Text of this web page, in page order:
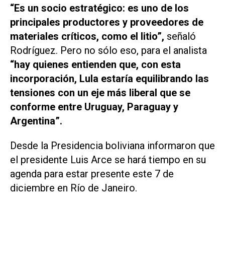
“Es un socio estratégico: es uno de los
principales productores y proveedores de
materiales críticos, como el litio”, señaló
Rodríguez. Pero no sólo eso, para el analista
“hay quienes entienden que, con esta
incorporación, Lula estaría equilibrando las
tensiones con un eje más liberal que se
conforme entre Uruguay, Paraguay y
Argentina”.
Desde la Presidencia boliviana informaron que
el presidente Luis Arce se hará tiempo en su
agenda para estar presente este 7 de
diciembre en Río de Janeiro.